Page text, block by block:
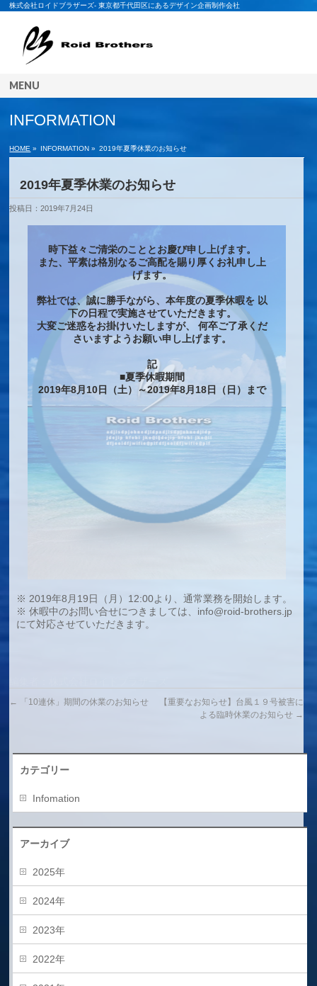
株式会社ロイドブラザーズ- 東京都千代田区にあるデザイン企画制作会社
MENU
INFORMATION
HOME » INFORMATION » 2019年夏季休業のお知らせ
2019年夏季休業のお知らせ
投稿日：2019年7月24日
時下益々ご清栄のこととお慶び申し上げます。
また、平素は格別なるご高配を賜り厚くお礼申し上
げます。
弊社では、誠に勝手ながら、本年度の夏季休暇を 以
下の日程で実施させていただきます。
大変ご迷惑をお掛けいたしますが、 何卒ご了承くだ
さいますようお願い申し上げます。
記
■夏季休暇期間
2019年8月10日（土）～2019年8月18日（日）まで
※ 2019年8月19日（月）12:00より、通常業務を開始します。
※ 休暇中のお問い合せにつきましては、info@roid-brothers.jp
にて対応させていただきます。
← 「10連休」期間の休業のお知らせ
【重要なお知らせ】台風１９号被害に
よる臨時休業のお知らせ →
カテゴリー
Infomation
アーカイブ
2025年
2024年
2023年
2022年